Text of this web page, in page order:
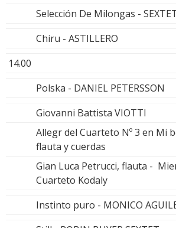
Selección De Milongas -
Chiru - ASTILLERO
14.00
Polska - DANIEL PETERSSON
Giovanni Battista VIOTTI
Allegr del Cuarteto Nº 3 en Mi
flauta y cuerdas
Gian Luca Petrucci, flauta -
Cuarteto Kodaly
Instinto puro - MONICO